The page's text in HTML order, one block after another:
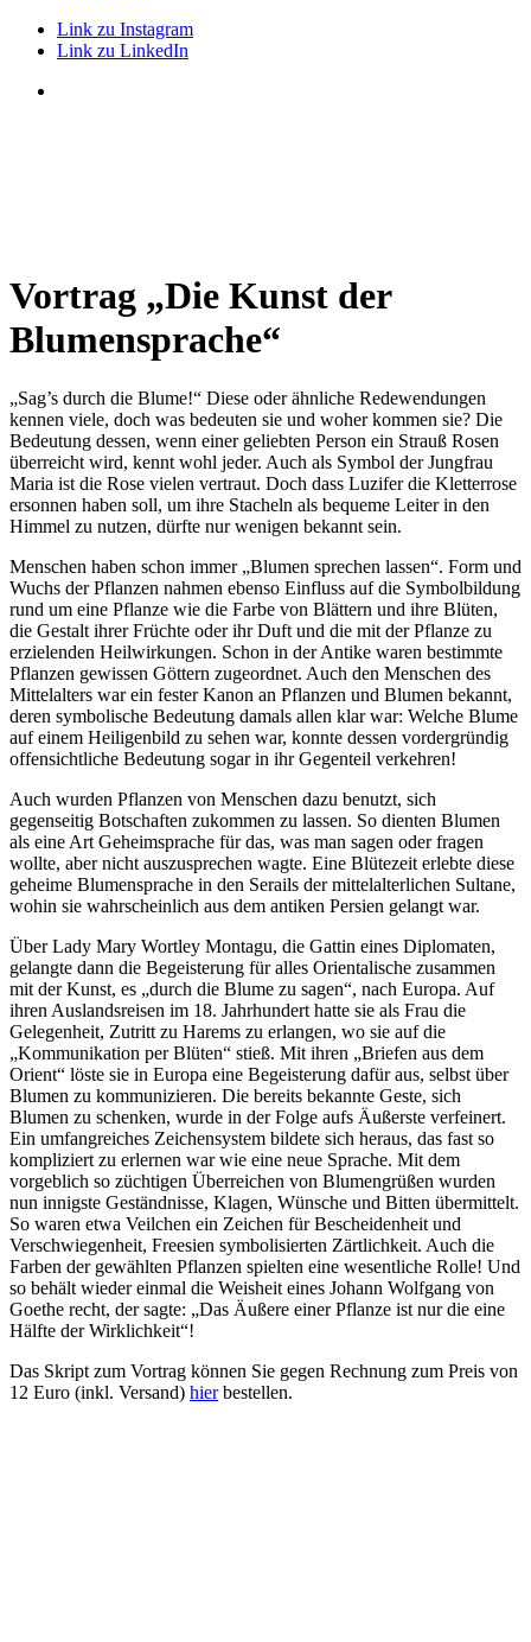
Link zu Instagram
Link zu LinkedIn
Vortrag „Die Kunst der
Blumensprache“
„Sag’s durch die Blume!“ Diese oder ähnliche Redewendungen
kennen viele, doch was bedeuten sie und woher kommen sie? Die
Bedeutung dessen, wenn einer geliebten Person ein Strauß Rosen
überreicht wird, kennt wohl jeder. Auch als Symbol der Jungfrau
Maria ist die Rose vielen vertraut. Doch dass Luzifer die Kletterrose
ersonnen haben soll, um ihre Stacheln als bequeme Leiter in den
Himmel zu nutzen, dürfte nur wenigen bekannt sein.
Menschen haben schon immer „Blumen sprechen lassen“. Form und
Wuchs der Pflanzen nahmen ebenso Einfluss auf die Symbolbildung
rund um eine Pflanze wie die Farbe von Blättern und ihre Blüten,
die Gestalt ihrer Früchte oder ihr Duft und die mit der Pflanze zu
erzielenden Heilwirkungen. Schon in der Antike waren bestimmte
Pflanzen gewissen Göttern zugeordnet. Auch den Menschen des
Mittelalters war ein fester Kanon an Pflanzen und Blumen bekannt,
deren symbolische Bedeutung damals allen klar war: Welche Blume
auf einem Heiligenbild zu sehen war, konnte dessen vordergründig
offensichtliche Bedeutung sogar in ihr Gegenteil verkehren!
Auch wurden Pflanzen von Menschen dazu benutzt, sich
gegenseitig Botschaften zukommen zu lassen. So dienten Blumen
als eine Art Geheimsprache für das, was man sagen oder fragen
wollte, aber nicht auszusprechen wagte. Eine Blütezeit erlebte diese
geheime Blumensprache in den Serails der mittelalterlichen Sultane,
wohin sie wahrscheinlich aus dem antiken Persien gelangt war.
Über Lady Mary Wortley Montagu, die Gattin eines Diplomaten,
gelangte dann die Begeisterung für alles Orientalische zusammen
mit der Kunst, es „durch die Blume zu sagen“, nach Europa. Auf
ihren Auslandsreisen im 18. Jahrhundert hatte sie als Frau die
Gelegenheit, Zutritt zu Harems zu erlangen, wo sie auf die
„Kommunikation per Blüten“ stieß. Mit ihren „Briefen aus dem
Orient“ löste sie in Europa eine Begeisterung dafür aus, selbst über
Blumen zu kommunizieren. Die bereits bekannte Geste, sich
Blumen zu schenken, wurde in der Folge aufs Äußerste verfeinert.
Ein umfangreiches Zeichensystem bildete sich heraus, das fast so
kompliziert zu erlernen war wie eine neue Sprache. Mit dem
vorgeblich so züchtigen Überreichen von Blumengrüßen wurden
nun innigste Geständnisse, Klagen, Wünsche und Bitten übermittelt.
So waren etwa Veilchen ein Zeichen für Bescheidenheit und
Verschwiegenheit, Freesien symbolisierten Zärtlichkeit. Auch die
Farben der gewählten Pflanzen spielten eine wesentliche Rolle! Und
so behält wieder einmal die Weisheit eines Johann Wolfgang von
Goethe recht, der sagte: „Das Äußere einer Pflanze ist nur die eine
Hälfte der Wirklichkeit“!
Das Skript zum Vortrag können Sie gegen Rechnung zum Preis von
12 Euro (inkl. Versand) hierbestellen.